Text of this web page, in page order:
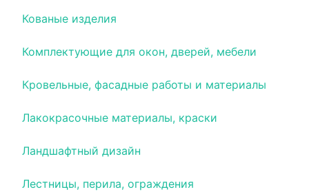
Кованые изделия
Комплектующие для окон, дверей, мебели
Кровельные, фасадные работы и материалы
Лакокрасочные материалы, краски
Ландшафтный дизайн
Лестницы, перила, ограждения